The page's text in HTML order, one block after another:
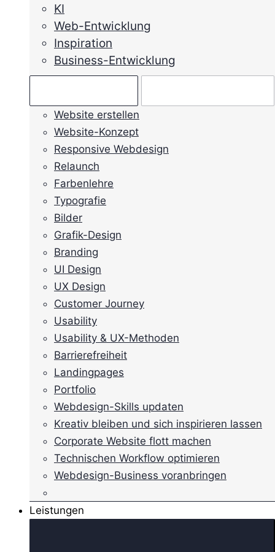
KI
Web-Entwicklung
Inspiration
Business-Entwicklung
Website erstellen
Website-Konzept
Responsive Webdesign
Relaunch
Farbenlehre
Typografie
Bilder
Grafik-Design
Branding
UI Design
UX Design
Customer Journey
Usability
Usability & UX-Methoden
Barrierefreiheit
Landingpages
Portfolio
Webdesign-Skills updaten
Kreativ bleiben und sich inspirieren lassen
Corporate Website flott machen
Technischen Workflow optimieren
Webdesign-Business voranbringen
Leistungen